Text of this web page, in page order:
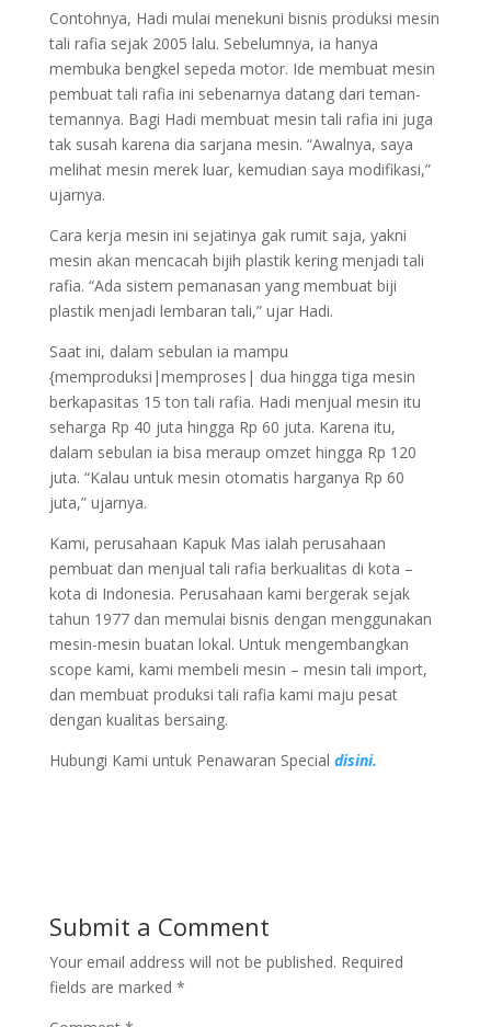
Contohnya, Hadi mulai menekuni bisnis produksi mesin
tali rafia sejak 2005 lalu. Sebelumnya, ia hanya
membuka bengkel sepeda motor. Ide membuat mesin
pembuat tali rafia ini sebenarnya datang dari teman-
temannya. Bagi Hadi membuat mesin tali rafia ini juga
tak susah karena dia sarjana mesin. “Awalnya, saya
melihat mesin merek luar, kemudian saya modifikasi,”
ujarnya.
Cara kerja mesin ini sejatinya gak rumit saja, yakni
mesin akan mencacah bijih plastik kering menjadi tali
rafia. “Ada sistem pemanasan yang membuat biji
plastik menjadi lembaran tali,” ujar Hadi.
Saat ini, dalam sebulan ia mampu
{memproduksi|memproses| dua hingga tiga mesin
berkapasitas 15 ton tali rafia. Hadi menjual mesin itu
seharga Rp 40 juta hingga Rp 60 juta. Karena itu,
dalam sebulan ia bisa meraup omzet hingga Rp 120
juta. “Kalau untuk mesin otomatis harganya Rp 60
juta,” ujarnya.
Kami, perusahaan Kapuk Mas ialah perusahaan
pembuat dan menjual tali rafia berkualitas di kota –
kota di Indonesia. Perusahaan kami bergerak sejak
tahun 1977 dan memulai bisnis dengan menggunakan
mesin-mesin buatan lokal. Untuk mengembangkan
scope kami, kami membeli mesin – mesin tali import,
dan membuat produksi tali rafia kami maju pesat
dengan kualitas bersaing.
Hubungi Kami untuk Penawaran Special disini.
Submit a Comment
Your email address will not be published. Required
fields are marked *